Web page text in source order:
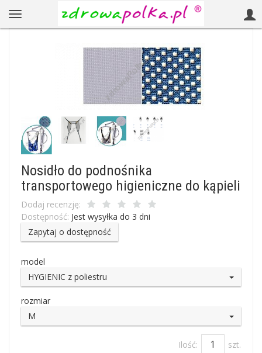
Nosidło do podnośnika
transportowego higieniczne do kąpieli
Dodaj recenzję:
Dostępność: Jest wysyłka do 3 dni
Zapytaj o dostępność
model
HYGIENIC z poliestru
rozmiar
M
Ilość: szt.